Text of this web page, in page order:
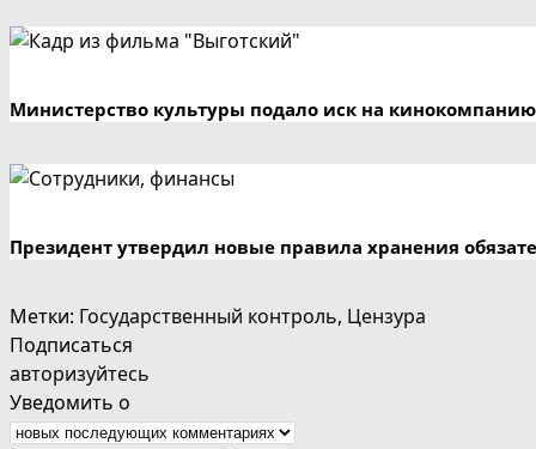
Министерство культуры подало иск на
Президент утвердил новые правила хранения
Метки: Государственный контроль, Цензура
Подписаться
авторизуйтесь
Уведомить о